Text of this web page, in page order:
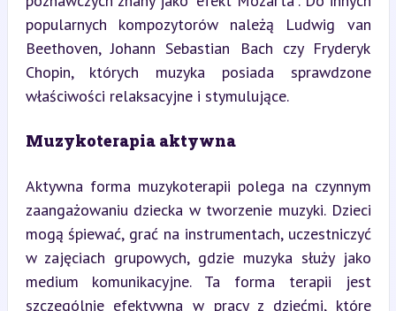
popularnych kompozytorów należą Ludwig van
Beethoven, Johann Sebastian Bach czy Fryderyk
Chopin, których muzyka posiada sprawdzone
właściwości relaksacyjne i stymulujące.
Muzykoterapia aktywna
Aktywna forma muzykoterapii polega na czynnym
zaangażowaniu dziecka w tworzenie muzyki. Dzieci
mogą śpiewać, grać na instrumentach, uczestniczyć
w zajęciach grupowych, gdzie muzyka służy jako
medium komunikacyjne. Ta forma terapii jest
szczególnie efektywna w pracy z dziećmi, które